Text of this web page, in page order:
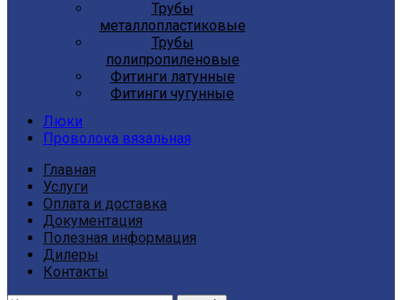
Трубы
металлопластиковые
Трубы
полипропиленовые
Фитинги латунные
Фитинги чугунные
Люки
Проволока вязальная
Главная
Услуги
Оплата и доставка
Документация
Полезная информация
Дилеры
Контакты